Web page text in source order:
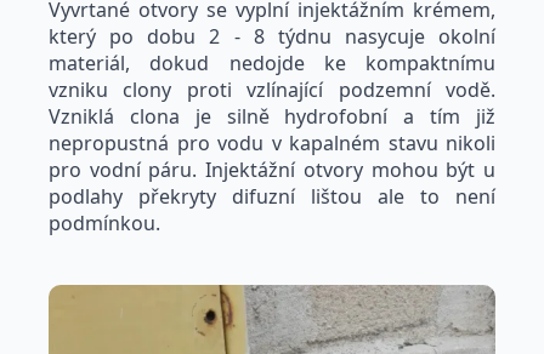
Vyvrtané otvory se vyplní injektážním krémem,
který po dobu 2 - 8 týdnu nasycuje okolní
materiál, dokud nedojde ke kompaktnímu
vzniku clony proti vzlínající podzemní vodě.
Vzniklá clona je silně hydrofobní a tím již
nepropustná pro vodu v kapalném stavu nikoli
pro vodní páru. Injektážní otvory mohou být u
podlahy překryty difuzní lištou ale to není
podmínkou.